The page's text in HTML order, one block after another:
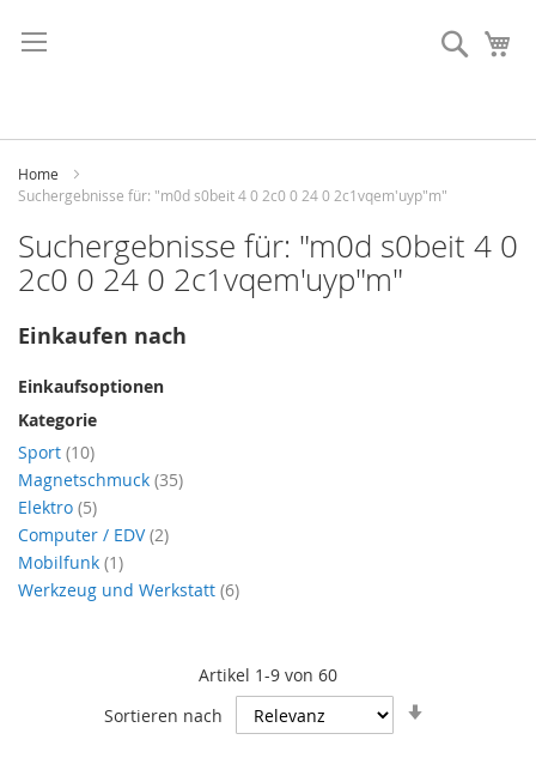
zum
Inhalt
Suche
Home
Suchergebnisse für: "m0d s0beit 4 0 2c0 0 24 0 2c1vqem'uyp"m"
Suchergebnisse für: "m0d s0beit 4 0
2c0 0 24 0 2c1vqem'uyp"m"
Artikel 1-9 von 60
Sortieren nach
Einkaufen nach
Einkaufsoptionen
Kategorie
Sport 10Artikel
Magnetschmuck 35Artikel
Elektro 5Artikel
Computer / EDV 2Artikel
Mobilfunk 1Artikel
Werkzeug und Werkstatt 6Artikel